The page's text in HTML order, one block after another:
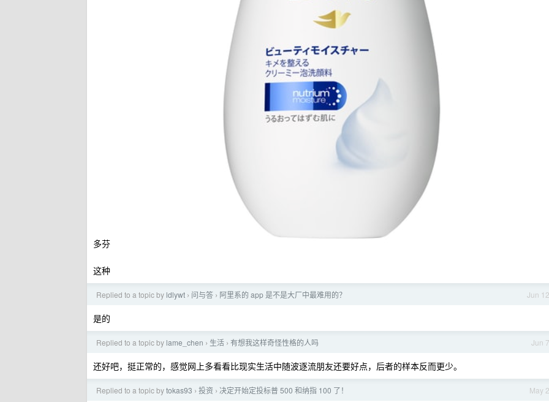
多芬
这种
Jun 12
Replied to a topic by ldlywt › 问与答 › 阿里系的 app 是不是大厂中最难用的？
是的
Jun 7
Replied to a topic by lame_chen › 生活 › 有想我这样奇怪性格的人吗
还好吧，挺正常的，感觉网上多看看比现实生活中随波逐流朋友还要好点，后者的样本反而更少。
May 2
Replied to a topic bytokas93 › 投资 › 决定开始定投标普 500 和纳指 100 了！